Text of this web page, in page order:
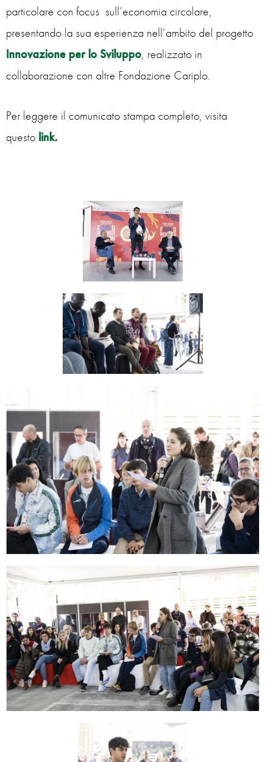
particolare con focus sull’economia circolare,
presentando la sua esperienza nell’ambito del progetto
Innovazione per lo Sviluppo, realizzato in
collaborazione con altre Fondazione Cariplo.
Per leggere il comunicato stampa completo, visita
questo link.